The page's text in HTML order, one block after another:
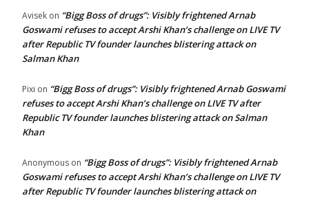
Avisek on “Bigg Boss of drugs”: Visibly frightened Arnab
Goswami refuses to accept Arshi Khan’s challenge on LIVE TV
after Republic TV founder launches blistering attack on
Salman Khan
Pixi on “Bigg Boss of drugs”: Visibly frightened Arnab Goswami
refuses to accept Arshi Khan’s challenge on LIVE TV after
Republic TV founder launches blistering attack on Salman
Khan
Anonymous on “Bigg Boss of drugs”: Visibly frightened Arnab
Goswami refuses to accept Arshi Khan’s challenge on LIVE TV
after Republic TV founder launches blistering attack on